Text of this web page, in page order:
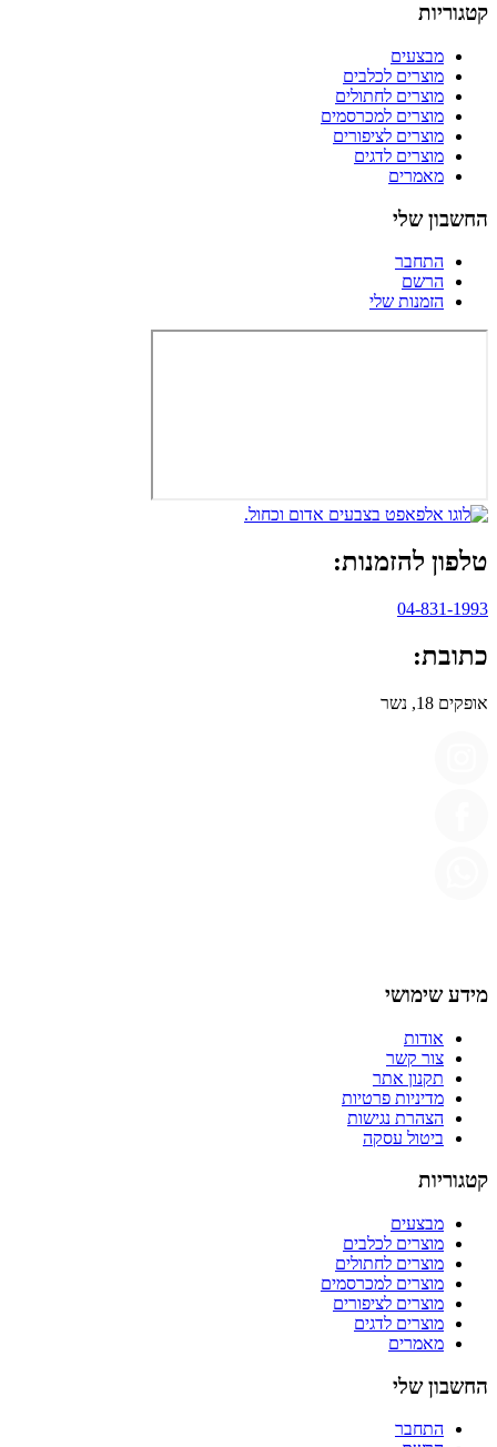
קטגוריות
מבצעים
מוצרים לכלבים
מוצרים לחתולים
מוצרים למכרסמים
מוצרים לציפורים
מוצרים לדגים
מאמרים
החשבון שלי
התחבר
הרשם
הזמנות שלי
טלפון להזמנות:
04-831-1993
כתובת:
אופקים 18, נשר
מידע שימושי
אודות
צור קשר
תקנון אתר
מדיניות פרטיות
הצהרת נגישות
ביטול עסקה
קטגוריות
מבצעים
מוצרים לכלבים
מוצרים לחתולים
מוצרים למכרסמים
מוצרים לציפורים
מוצרים לדגים
מאמרים
החשבון שלי
התחבר